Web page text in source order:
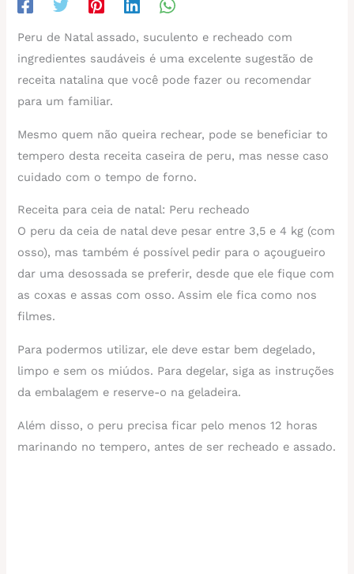
Peru de Natal assado, suculento e recheado com
ingredientes saudáveis é uma excelente sugestão de
receita natalina que você pode fazer ou recomendar
para um familiar.
Mesmo quem não queira rechear, pode se beneficiar to
tempero desta receita caseira de peru, mas nesse caso
cuidado com o tempo de forno.
Receita para ceia de natal: Peru recheado
O peru da ceia de natal deve pesar entre 3,5 e 4 kg (com
osso), mas também é possível pedir para o açougueiro
dar uma desossada se preferir, desde que ele fique com
as coxas e assas com osso. Assim ele fica como nos
filmes.
Para podermos utilizar, ele deve estar bem degelado,
limpo e sem os miúdos. Para degelar, siga as instruções
da embalagem e reserve-o na geladeira.
Além disso, o peru precisa ficar pelo menos 12 horas
marinando no tempero, antes de ser recheado e assado.